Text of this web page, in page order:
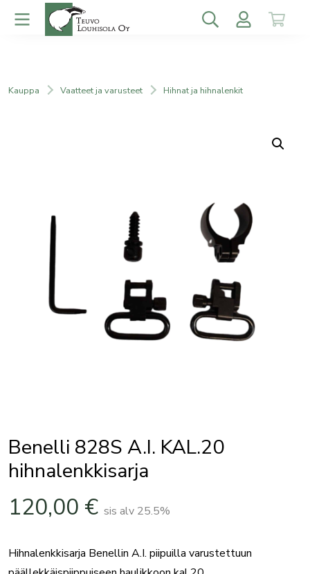
Kauppa Vaatteet ja varusteet Hihnat ja hihnalenkit
Benelli 828S A.I. KAL.20
hihnalenkkisarja
120,00 € sis alv 25.5%
Hihnalenkkisarja Benellin A.I. piipuilla varustettuun